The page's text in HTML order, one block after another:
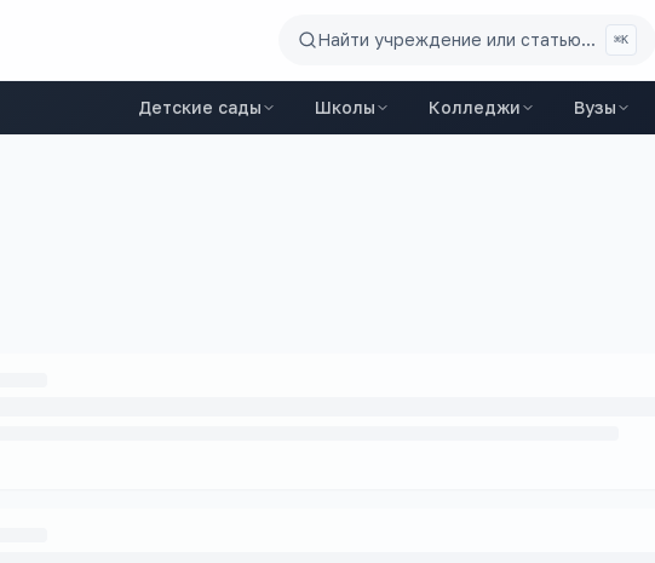
Найти учреждение или статью... ⌘K
Детские сады Школы Колледжи Вузы